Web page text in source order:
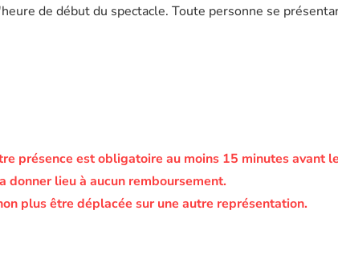
de début du spectacle. Toute personne se
présence est obligatoire au moins 15 minutes avant
donner lieu à aucun remboursement.
plus être déplacée sur une autre représentation.